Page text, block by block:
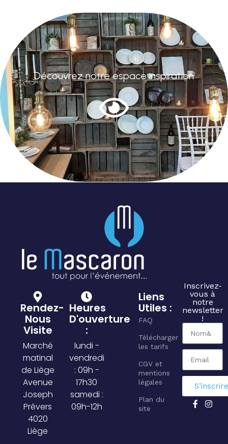
Découvrez notre espace inspiration
Rendez-
Nous
Visite
Marché
matinal
de Liège
Avenue
Joseph
Prévers
4020
Liège
Heures
D'ouverture
:
lundi -
vendredi
: 09h -
17h30
samedi :
09h-12h
Liens
Utiles :
FAQ
Télécharger
les tarifs
CGV et
mentions
légales
Plan du
site
Inscrivez-
vous à
notre
newsletter
!